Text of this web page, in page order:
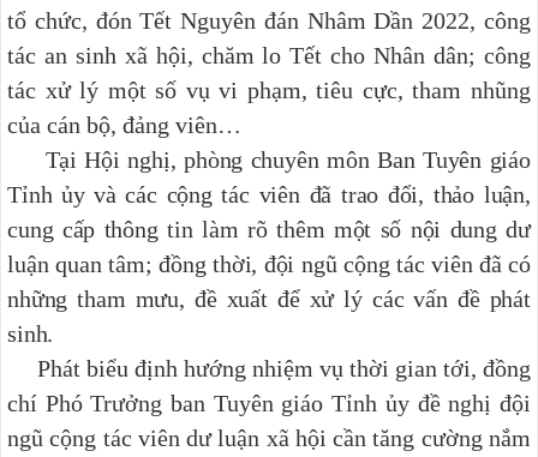
tổ chức, đón Tết Nguyên đán Nhâm Dần 2022, công
tác an sinh xã hội, chăm lo Tết cho Nhân dân; công
tác xử lý một số vụ vi phạm, tiêu cực, tham nhũng
của cán bộ, đảng viên…
Tại Hội nghị, phòng chuyên môn Ban Tuyên giáo
Tỉnh ủy và các cộng tác viên đã trao đổi, thảo luận,
cung cấp thông tin làm rõ thêm một số nội dung dư
luận quan tâm; đồng thời, đội ngũ cộng tác viên đã có
những tham mưu, đề xuất để xử lý các vấn đề phát
sinh.
Phát biểu định hướng nhiệm vụ thời gian tới, đồng
chí Phó Trưởng ban Tuyên giáo Tỉnh ủy đề nghị đội
ngũ cộng tác viên dư luận xã hội cần tăng cường nắm